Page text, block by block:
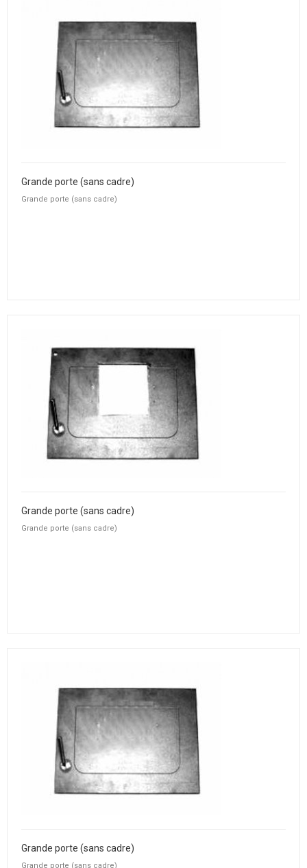
Grande porte (sans cadre)
Grande porte (sans cadre)
Grande porte (sans cadre)
Grande porte (sans cadre)
Grande porte (sans cadre)
Grande porte (sans cadre)